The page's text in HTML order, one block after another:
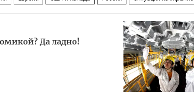
Да ладно!